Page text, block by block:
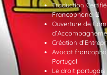
Traduction
Francophone 📄
Ouverture de
Création
Avocat
Portugal
Le droit portugais